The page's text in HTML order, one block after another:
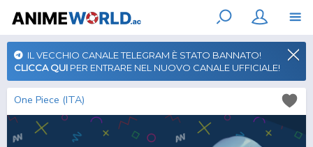
IL VECCHIO CANALE TELEGRAM È STATO BANNATO!
CLICCA QUI PER ENTRARE NEL NUOVO CANALE UFFICIALE!
One Piece (ITA)